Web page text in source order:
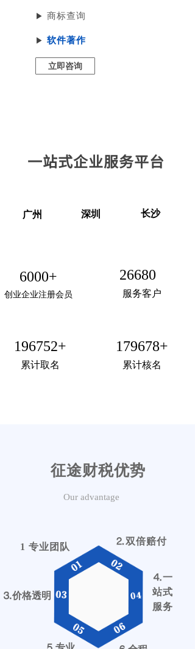
▶ 商标查询
▶ 软件著作
立即咨询
一站式企业服务平台
长沙
深圳
179678+
累计核名
196752+
累计取名
6000+
创业企业注册会员
26680
服务客户
广州
征途财税优势
⒉双倍赔付
⒋一
站式
服务
⒊价格透明
1 专业团队
Our advantage